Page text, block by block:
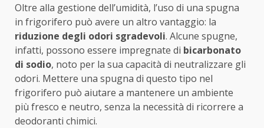
Oltre alla gestione dell’umidità, l’uso di una spugna
in frigorifero può avere un altro vantaggio: la
riduzione degli odori sgradevoli. Alcune spugne,
infatti, possono essere impregnate di bicarbonato
di sodio, noto per la sua capacità di neutralizzare gli
odori. Mettere una spugna di questo tipo nel
frigorifero può aiutare a mantenere un ambiente
più fresco e neutro, senza la necessità di ricorrere a
deodoranti chimici.